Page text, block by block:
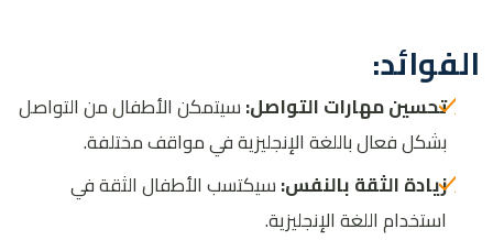
الفوائد:
تحسين مهارات التواصل:سيتمكن الأطفال من التواصل
بشكل فعال باللغة الإنجليزية في مواقف مختلفة.
زيادة الثقة بالنفس:سيكتسب الأطفال الثقة في
استخدام اللغة الإنجليزية.